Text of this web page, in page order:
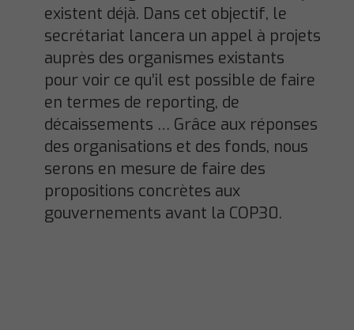
existent déjà. Dans cet objectif, le
secrétariat lancera un appel à projets
auprès des organismes existants
pour voir ce qu’il est possible de faire
en termes de reporting, de
décaissements … Grâce aux réponses
des organisations et des fonds, nous
serons en mesure de faire des
propositions concrètes aux
gouvernements avant la COP30.